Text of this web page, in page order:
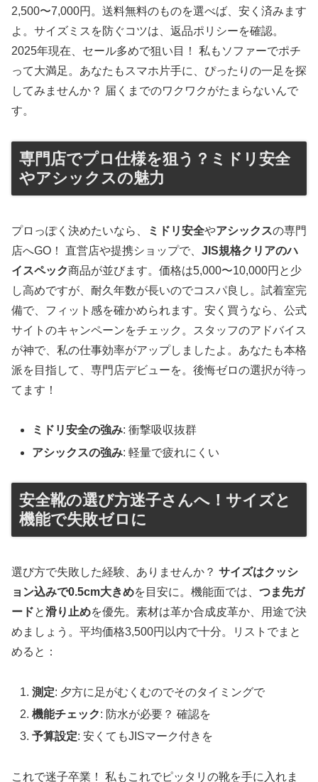
2,500〜7,000円。送料無料のものを選べば、安く済みます
よ。サイズミスを防ぐコツは、返品ポリシーを確認。
2025年現在、セール多めで狙い目！ 私もソファーでポチ
って大満足。あなたもスマホ片手に、ぴったりの一足を探
してみませんか？ 届くまでのワクワクがたまらないんで
す。
専門店でプロ仕様を狙う？ミドリ安全
やアシックスの魅力
プロっぽく決めたいなら、 ミドリ安全やアシックスの専門
店へGO！ 直営店や提携ショップで、 JIS規格クリアのハ
イスペック商品が並びます。価格は5,000〜10,000円と少
し高めですが、耐久年数が長いのでコスパ良し。試着室完
備で、フィット感を確かめられます。安く買うなら、公式
サイトのキャンペーンをチェック。スタッフのアドバイス
が神で、私の仕事効率がアップしましたよ。あなたも本格
派を目指して、専門店デビューを。後悔ゼロの選択が待っ
てます！
ミドリ安全の強み: 衝撃吸収抜群
アシックスの強み: 軽量で疲れにくい
安全靴の選び方迷子さんへ！サイズと
機能で失敗ゼロに
選び方で失敗した経験、ありませんか？ サイズはクッシ
ョン込みで0.5cm大きめを目安に。機能面では、 つま先ガ
ードと滑り止めを優先。素材は革か合成皮革か、用途で決
めましょう。平均価格3,500円以内で十分。リストでまと
めると：
測定: 夕方に足がむくむのでそのタイミングで
機能チェック: 防水が必要？ 確認を
予算設定: 安くてもJISマーク付きを
これで迷子卒業！ 私もこれでピッタリの靴を手に入れま